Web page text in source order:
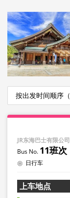
JR东海巴士有限公
11班次
日行车
上车地点